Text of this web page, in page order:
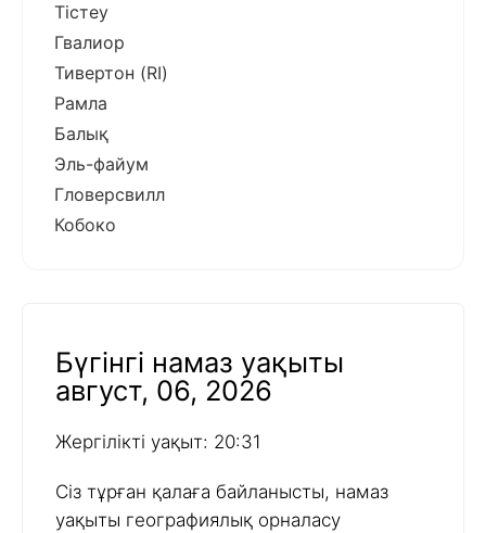
Тістеу
Гвалиор
Тивертон (RI)
Рамла
Балық
Эль-файум
Гловерсвилл
Кобоко
Бүгінгі намаз уақыты
август, 06, 2026
Жергілікті уақыт: 20:31
Сіз тұрған қалаға байланысты, намаз
уақыты географиялық орналасу